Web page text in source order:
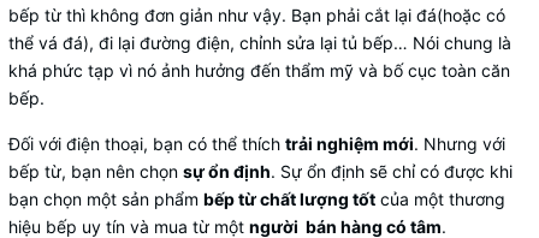
bếp từ thì không đơn giản như vậy. Bạn phải cắt lại đá(hoặc có
thể vá đá), đi lại đường điện, chỉnh sửa lại tủ bếp… Nói chung là
khá phức tạp vì nó ảnh hưởng đến thẩm mỹ và bố cục toàn căn
bếp.
Đối với điện thoại, bạn có thể thích trải nghiệm mới. Nhưng với
bếp từ, bạn nên chọn sự ổn định. Sự ổn định sẽ chỉ có được khi
bạn chọn một sản phẩm bếp từ chất lượng tốt của một thương
hiệu bếp uy tín và mua từ một người bán hàng có tâm.